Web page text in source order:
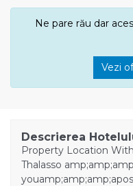
Ne pare rău dar
Vezi
Descrierea
Property Location
Thalasso